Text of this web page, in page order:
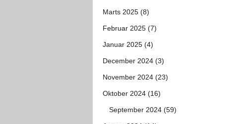
Marts 2025 (8)
Februar 2025 (7)
Januar 2025 (4)
December 2024 (3)
November 2024 (23)
Oktober 2024 (16)
September 2024 (59)